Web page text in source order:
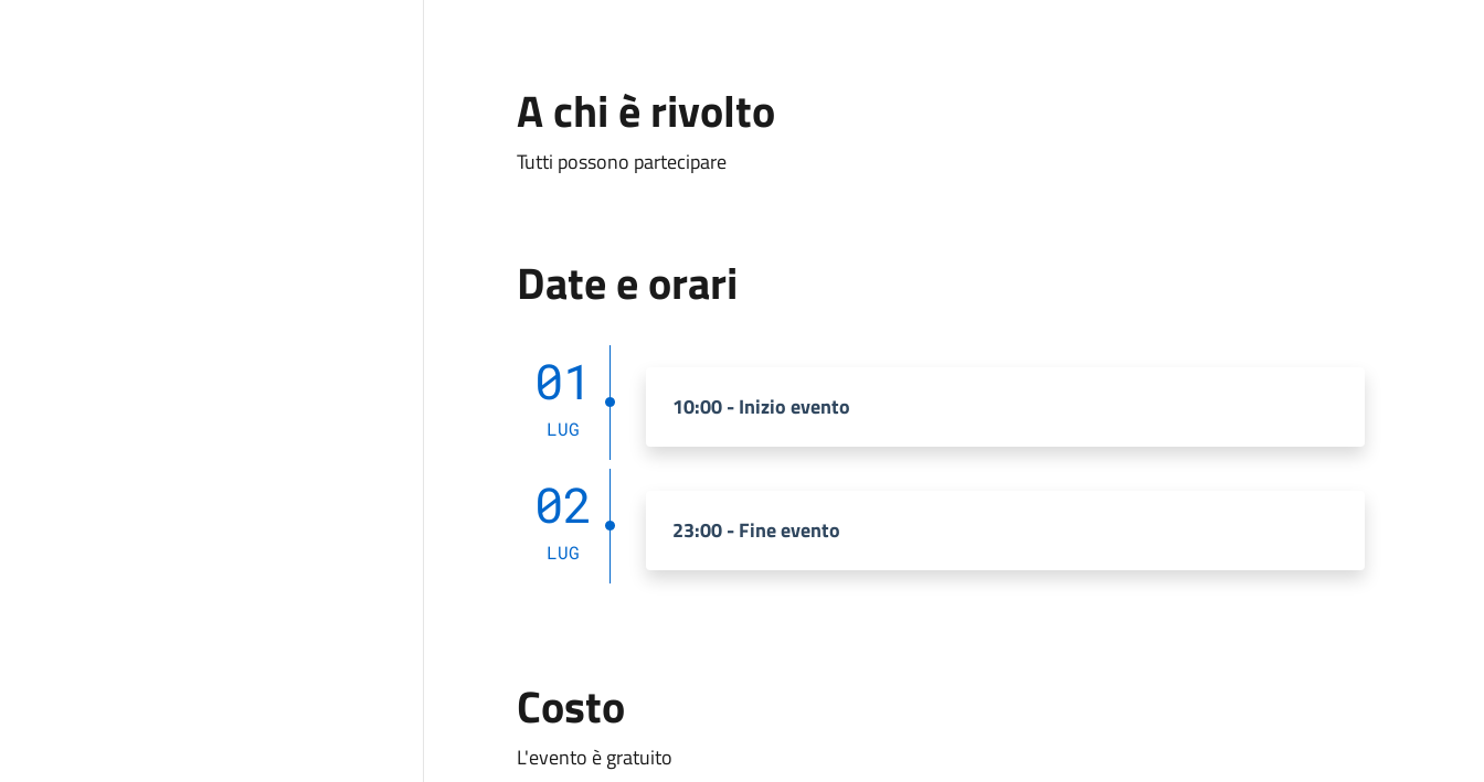
A chi è rivolto
Tutti possono partecipare
Date e orari
01
LUG
10:00 - Inizio evento
02
LUG
23:00 - Fine evento
Costo
L'evento è gratuito